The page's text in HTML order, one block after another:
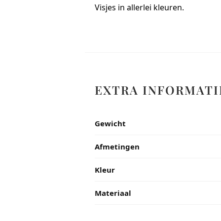
Visjes in allerlei kleuren.
EXTRA
Gewicht
Afmetingen
Kleur
Materiaal